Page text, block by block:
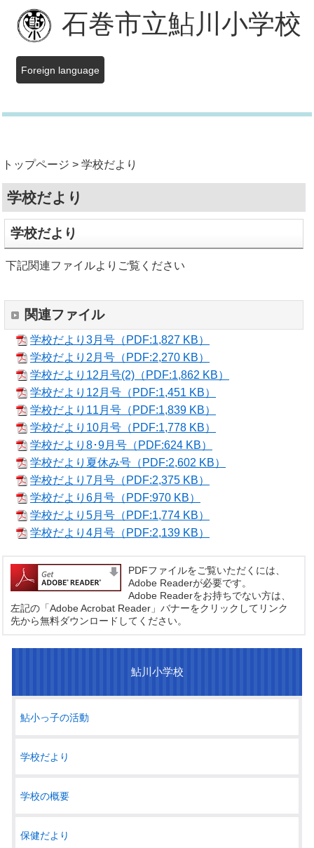
石巻市立鮎川小学校
Foreign language
トップページ > 学校だより
学校だより
学校だより
下記関連ファイルよりご覧ください
関連ファイル
学校だより3月号（PDF:1,827 KB）
学校だより2月号（PDF:2,270 KB）
学校だより12月号(2)（PDF:1,862 KB）
学校だより12月号（PDF:1,451 KB）
学校だより11月号（PDF:1,839 KB）
学校だより10月号（PDF:1,778 KB）
学校だより8･9月号（PDF:624 KB）
学校だより夏休み号（PDF:2,602 KB）
学校だより7月号（PDF:2,375 KB）
学校だより6月号（PDF:970 KB）
学校だより5月号（PDF:1,774 KB）
学校だより4月号（PDF:2,139 KB）
PDFファイルをご覧いただくには、
Adobe Readerが必要です。
Adobe Readerをお持ちでない方は、
左記の「Adobe Acrobat Reader」バナーをクリックしてリンク
先から無料ダウンロードしてください。
鮎川小学校
鮎小っ子の活動
学校だより
学校の概要
保健だより